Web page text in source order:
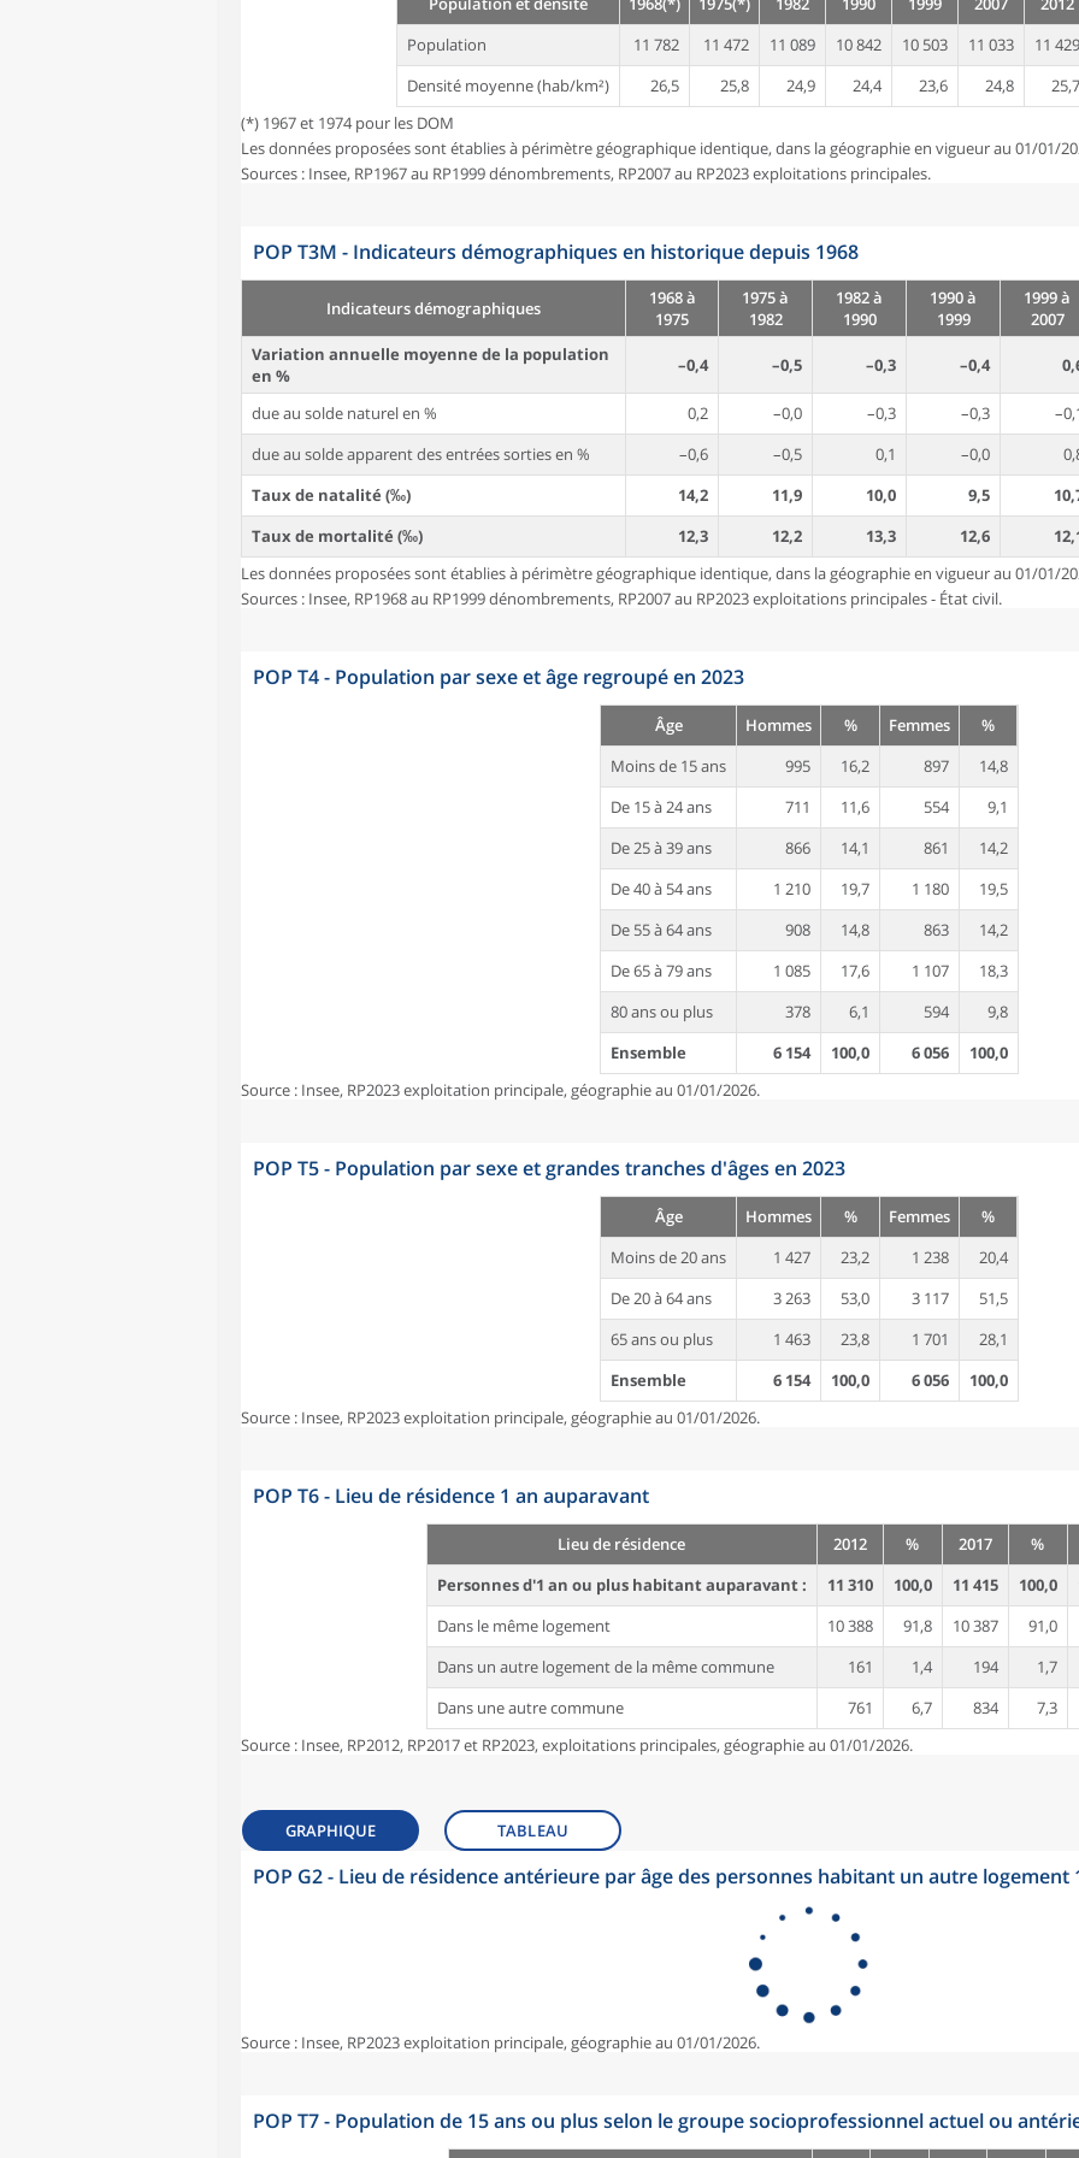
Population
11 782 11 472 11 089 10 842 10 503 11 033
11 429
Densité moyenne (hab/km²)
26,5 25,8 24,9 24,4 23,6 24,8
25,7
(*) 1967 et 1974 pour les DOM
Les données proposées sont établies à périmètre géographique identique, dans la géographie en vigueur au 01/01/
Sources : Insee, RP1967 au RP1999 dénombrements, RP2007 au RP2023 exploitations principales.
POP T3M - Indicateurs démographiques en historique depuis 1968
Indicateurs démographiques
1968 à
1975
1975 à
1982
1982 à
1990
1990 à
1999
1999 à
2007
Variation annuelle moyenne de la population
en %
–0,4 –0,5 –0,3 –0,4
due au solde naturel en % 0,2 –0,0 –0,3 –0,3
due au solde apparent des entrées sorties en %
–0,6 –0,5 0,1 –0,0
Taux de natalité (‰)
14,2 11,9 10,0 9,5
Taux de mortalité (‰)
12,3 12,2 13,3 12,6
Les données proposées sont établies à périmètre géographique identique, dans la géographie en vigueur au 01/01/
Sources : Insee, RP1968 au RP1999 dénombrements, RP2007 au RP2023 exploitations principales - État civil.
POP T4 - Population par sexe et âge regroupé en 2023
Âge Hommes % Femmes
%
Moins de 15 ans
995 16,2 897
14,8
De 15 à 24 ans
711 11,6 554
9,1
De 25 à 39 ans
866 14,1 861
14,2
De 40 à 54 ans
1 210 19,7 1 180
19,5
De 55 à 64 ans
908 14,8 863
14,2
De 65 à 79 ans
1 085 17,6 1 107
18,3
80 ans ou plus
378 6,1 594
9,8
Ensemble
6 154 100,0 6 056
100,0
Source : Insee, RP2023 exploitation principale, géographie au 01/01/2026.
POP T5 - Population par sexe et grandes tranches d'âges en 2023
Âge Hommes % Femmes
%
Moins de 20 ans
1 427 23,2 1 238
20,4
De 20 à 64 ans
3 263 53,0 3 117
51,5
65 ans ou plus
1 463 23,8 1 701
28,1
Ensemble
6 154 100,0 6 056
100,0
Source : Insee, RP2023 exploitation principale, géographie au 01/01/2026.
POP T6 - Lieu de résidence 1 an auparavant
Lieu de résidence 2012 % 2017
%
Personnes d'1 an ou plus habitant auparavant :
11 310 100,0 11 415 100,0
Dans le même logement
10 388 91,8 10 387 91,0
Dans un autre logement de la même commune
161 1,4 194
1,7
Dans une autre commune
761 6,7 834
7,3
Source : Insee, RP2012, RP2017 et RP2023, exploitations principales, géographie au 01/01/2026.
GRAPHIQUE TABLEAU
POP G2 - Lieu de résidence antérieure par âge des personnes habitant un autre logement
Source : Insee, RP2023 exploitation principale, géographie au 01/01/2026.
POP T7 - Population de 15 ans ou plus selon le groupe socioprofessionnel actuel ou